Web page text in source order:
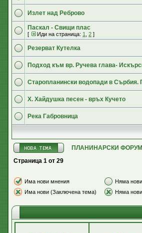
Излет над Реброво
Паскал - Свищи плас
[ Иди на страница: 1 2 ]
Резерват Кутелка
Подход към вр. Ручева глава-
Старопланински водопади в Сърбия.
Х. Хайдушка песен - връх Кучето
Река Габровница
ПЛАНИНАРСКИ
Страница 1 от 29
Има нови мнения Няма
Има нови (Заключена тема)
Няма